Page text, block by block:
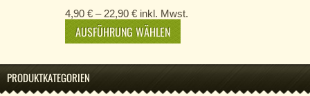
4,90 € – 22,90 € inkl. Mwst.
AUSFÜHRUNG WÄHLEN
PRODUKTKATEGORIEN